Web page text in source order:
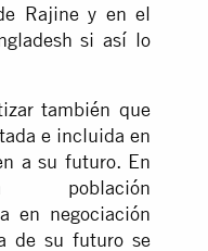
Rajine y en el
si así lo
también que
e incluida en
a su futuro. En
en negociación
de su futuro se